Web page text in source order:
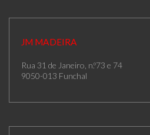
JM MADEIRA
Rua 31 de Janeiro, n.º73 e 74
9050-013 Funchal